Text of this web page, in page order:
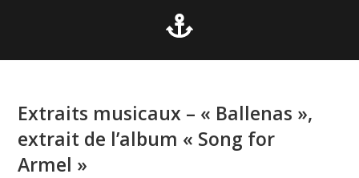
Extraits musicaux – « Ballenas »,
extrait de l’album « Song for
Armel »